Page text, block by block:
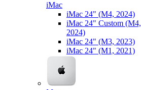
iMac
iMac 24" (M4, 2024)
iMac 24" Custom (M4,
2024)
iMac 24" (M3, 2023)
iMac 24" (M1, 2021)